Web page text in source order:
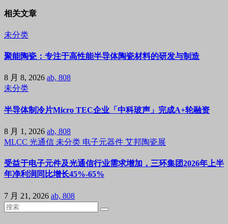
相关文章
未分类
聚能陶瓷：专注于高性能半导体陶瓷材料的研发与制造
8 月 8, 2026 ab, 808
未分类
半导体制冷片Micro TEC企业「中科玻声」完成A+轮融资
8 月 1, 2026 ab, 808
MLCC 光通信 未分类 电子元器件 艾邦陶瓷展
受益于电子元件及光通信行业需求增加，三环集团2026年上半
年净利润同比增长45%-65%
7 月 21, 2026 ab, 808